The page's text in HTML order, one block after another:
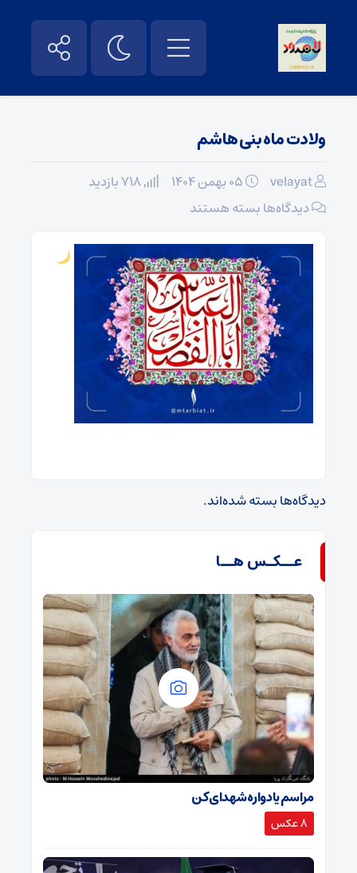
ولادت ماه بنی هاشم
velayat
دیدگاه‌هابرای
ماه
بنی
هاشم
بسته هستند
دیدگاه‌ها بسته شده‌اند.
عــکـس هــا
مراسم یادواره شهدای کن
8 عکس